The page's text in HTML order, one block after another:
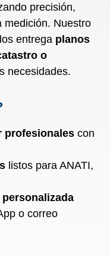
precisión,
medición. Nuestro
entrega planos
o
necesidades.
profesionalescon
listos para ANATI,
o correo